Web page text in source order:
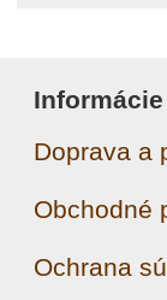
Informácie
Doprava a
Obchodné
Ochrana